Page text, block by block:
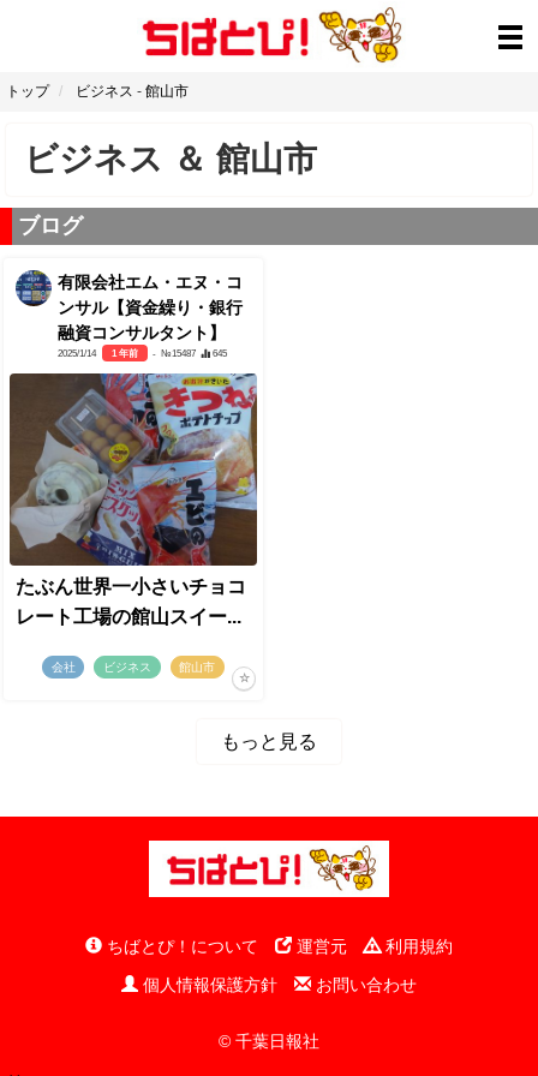
トップ ビジネス - 館山市
ビジネス ＆ 館山市
ブログ
有限会社エム・エヌ・コ
ンサル【資金繰り・銀行
融資コンサルタント】
2025/1/14 1 年前 - №15487 645
たぶん世界一小さいチョコ
レート工場の館山スイー...
会社 ビジネス 館山市
もっと見る
ちばとぴ！について 運営元
利用規約
個人情報保護方針
お問い合わせ
© 千葉日報社